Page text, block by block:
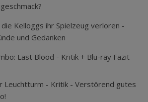
die Kelloggs ihr Spielzeug verloren -
und Gedanken
Last Blood - Kritik + Blu-ray Fazit
Leuchtturm - Kritik - Verstörend gutes